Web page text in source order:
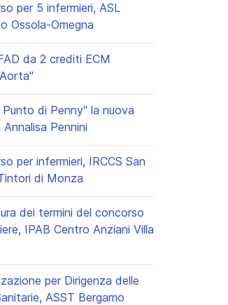
per 5 infermieri, ASL
Ossola-Omegna
da 2 crediti ECM
di Penny" la nuova
Pennini
per infermieri, IRCCS San
di Monza
dei termini del concorso
IPAB Centro Anziani Villa
per Dirigenza delle
ASST Bergamo